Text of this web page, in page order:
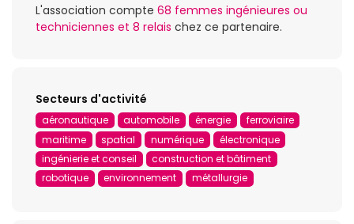
L'association compte 68 femmes ingénieures ou
techniciennes et 8 relais chez ce partenaire.
Secteurs d'activité
aéronautique automobile énergie
ferroviaire
maritime
spatial numérique
électronique
ingénierie et conseil
construction et bâtiment
robotique
environnement métallurgie